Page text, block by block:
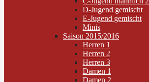
D-Jugend gemischt
E-Jugend gemischt
Minis
Saison 2015/2016
Herren 1
Herren 2
Herren 3
Damen 1
Damen 2